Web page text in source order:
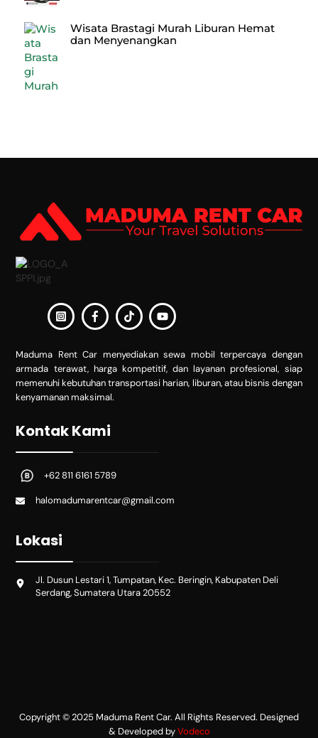
Wisata Brastagi Murah Liburan Hemat
dan Menyenangkan
Maduma Rent Car menyediakan sewa mobil terpercaya dengan
armada terawat, harga kompetitif, dan layanan profesional, siap
memenuhi kebutuhan transportasi harian, liburan, atau bisnis dengan
kenyamanan maksimal.
Kontak Kami
+62 811 6161 5789
halomadumarentcar@gmail.com
Lokasi
Jl. Dusun Lestari 1, Tumpatan, Kec. Beringin, Kabupaten Deli
Serdang, Sumatera Utara 20552
Copyright © 2025 Maduma Rent Car. All Rights Reserved. Designed
& Developed byVodeco